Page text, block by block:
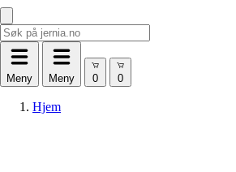
Meny Meny
Hjem